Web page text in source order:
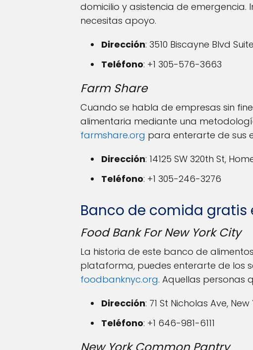
domicilio y asistencia de
necesitas apoyo.
Dirección: 3510 Biscayne Blvd
Teléfono: +1 305-576-3663
Farm Share
Cuando se habla de empresas sin
alimentaria mediante una
farmshare.org para enterarte de sus
Dirección: 14125 SW 320th St,
Teléfono: +1 305-246-3276
Banco de comida gratis
Food Bank For New York City
La historia de este banco de
plataforma, puedes enterarte de los
foodbanknyc.org. Aquellas personas
Dirección: 71 St Nicholas Ave,
Teléfono: +1 646-981-6111